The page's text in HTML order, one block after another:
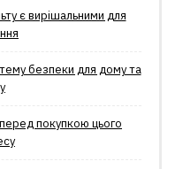
є вирішальними для
безпеки для дому та
покупкою цього